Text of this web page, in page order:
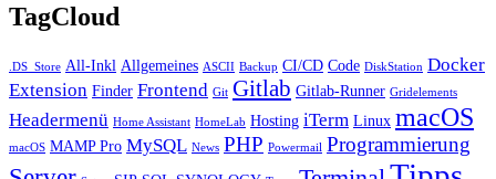
TagCloud
.DS_Store All-Inkl Allgemeines ASCII Backup CI/CD Code DiskStation Docker
Extension Finder Frontend Git Gitlab Gitlab-Runner Gridelements
Headermenü Home Assistant HomeLab Hosting iTerm Linux macOS
macOS MAMP Pro MySQL News PHP Powermail Programmierung